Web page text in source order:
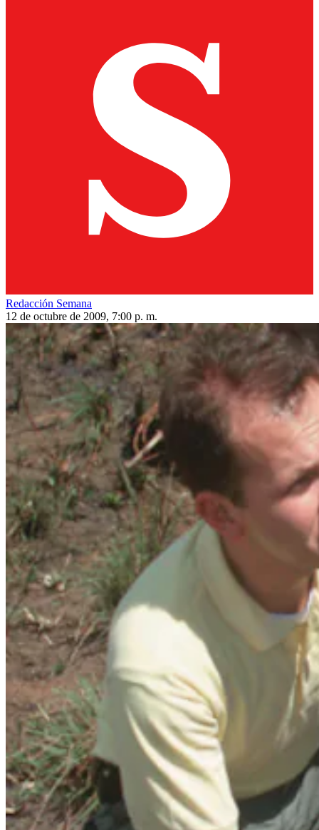
Redacción Semana
12 de octubre de 2009, 7:00 p. m.